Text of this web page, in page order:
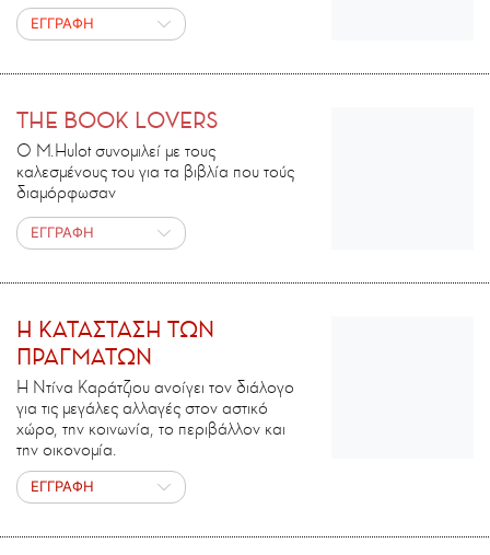
ΕΓΓΡΑΦΗ
THE BOOK LOVERS
Ο M.Ηulot συνομιλεί με τους
καλεσμένους του για τα βιβλία που τούς
διαμόρφωσαν
ΕΓΓΡΑΦΗ
H ΚΑΤΑΣΤΑΣΗ ΤΩΝ
ΠΡΑΓΜΑΤΩΝ
Η Ντίνα Καράτζιου ανοίγει τον διάλογο
για τις μεγάλες αλλαγές στον αστικό
χώρο, την κοινωνία, το περιβάλλον και
την οικονομία.
ΕΓΓΡΑΦΗ